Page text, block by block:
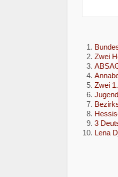
Zwei
Zwei
3
Lena